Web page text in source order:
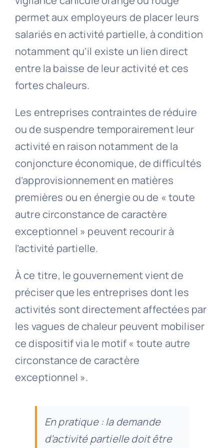
permet aux employeurs de placer leurs
salariés en activité partielle, à condition
notamment qu’il existe un lien direct
entre la baisse de leur activité et ces
fortes chaleurs.
Les entreprises contraintes de réduire
ou de suspendre temporairement leur
activité en raison notamment de la
conjoncture économique, de difficultés
d’approvisionnement en matières
premières ou en énergie ou de « toute
autre circonstance de caractère
exceptionnel » peuvent recourir à
l’activité partielle.
À ce titre, le gouvernement vient de
préciser que les entreprises dont les
activités sont directement affectées par
les vagues de chaleur peuvent mobiliser
ce dispositif via le motif « toute autre
circonstance de caractère
exceptionnel ».
En pratique : la demande
d’activité partielle doit être